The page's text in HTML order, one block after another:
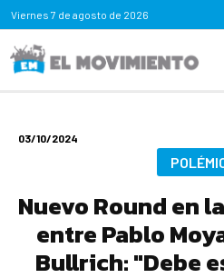
Viernes 7 de agosto de 2026
03/10/2024
Nuevo Round en
entre Pablo
Bullrich: "Debe